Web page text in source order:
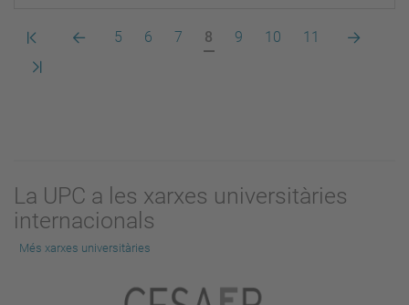
Primera
Pàgina
Pàgina
5 Pàgina
6 Pàgina
7
Pàgina
actual
8 Pàgina
9 Pàgina
10 Pàgina
11
Pàgina
Darrera
La UPC a les xarxes universitàries
internacionals
Més xarxes universitàries